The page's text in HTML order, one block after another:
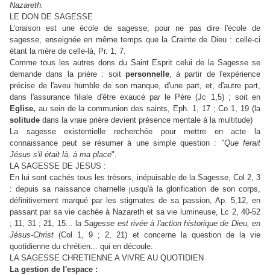
Nazareth.
LE DON DE SAGESSE
L'oraison est une école de sagesse, pour ne pas dire l'école de
sagesse, enseignée en même temps que la Crainte de Dieu : celle-ci
étant la mère de celle-là, Pr. 1, 7.
Comme tous les autres dons du Saint Esprit celui de la Sagesse se
demande dans la prière : soit personnelle, à partir de l'expérience
précise de l'aveu humble de son manque, d'une part, et, d'autre part,
dans l'assurance filiale d'être exaucé par le Père (Jc 1,5) ; soit en
Eglise, au sein de la communion des saints, Eph. 1, 17 ; Co 1, 19 (la
solitude dans la vraie prière devient présence mentale à la multitude)
La sagesse existentielle recherchée pour mettre en acte la
connaissance peut se résumer à une simple question : "Que ferait
Jésus s'il était là, à ma place".
LA SAGESSE DE JESUS :
En lui sont cachés tous les trésors, inépuisable de la Sagesse, Col 2, 3
: depuis sa naissance charnelle jusqu'à la glorification de son corps,
définitivement marqué par les stigmates de sa passion, Ap. 5,12, en
passant par sa vie cachée à Nazareth et sa vie lumineuse, Lc 2, 40-52
; 11, 31 ; 21, 15... l a Sagesse est rivée à l'action historique de Dieu, en
Jésus-Christ (Col 1, 9 ; 2, 21) et concerne la question de la vie
quotidienne du chrétien... qui en découle.
LA SAGESSE CHRETIENNE A VlVRE AU QUOTIDIEN
La gestion de l'espace :